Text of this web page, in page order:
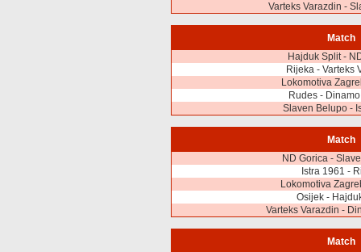
Varteks Varazdin -
Match
Hajduk Split -
Rijeka - Varteks
Lokomotiva
Rudes -
Slaven Belupo -
Match
ND Gorica -
Istra 1961 -
Lokomotiva
Osijek -
Varteks Varazdin -
Match